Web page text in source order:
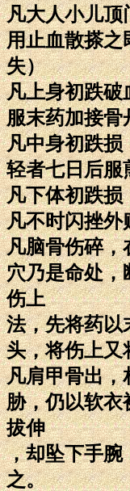
凡大人小儿顶
用止血散搽之
失）
凡上身初跌破
服末药加接骨
凡中身初跌损
轻者七日后服
凡下体初跌损
凡不时闪挫外
凡脑骨伤碎，
穴乃是命处，
伤上
法，先将药以
头，将伤上又
凡肩甲骨出，
胁，仍以软衣
拔伸
，却坠下手腕
之。